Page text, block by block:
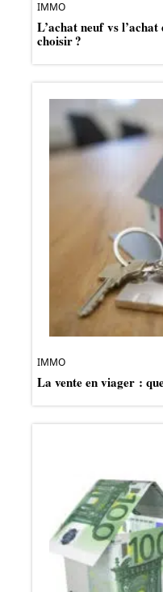
IMMO
L’achat neuf vs
choisir ?
IMMO
La vente en viager :